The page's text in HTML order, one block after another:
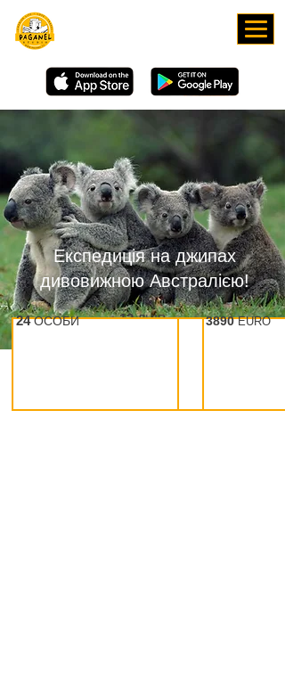
Експедиція на джипах
дивовижною Австралією!
12 ДНІВ
24 ОСОБИ 3890 EURO